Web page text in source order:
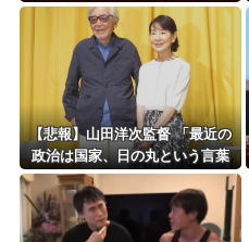
←何でこの主張が通らないの？
【悲報】山田洋次監督 「最近の
政治は国家、日の丸という言葉
を、間違った方向に使っている」